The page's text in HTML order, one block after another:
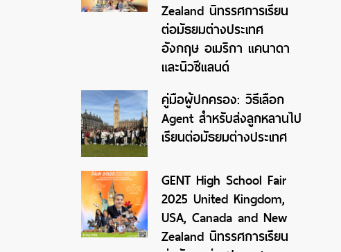
Zealand นิทรรศการเรียน
ต่อมัธยมต่างประเทศ
อังกฤษ อเมริกา แคนาดา
และนิวซีแลนด์
คู่มือผู้ปกครอง: วิธีเลือก
Agent สำหรับส่งลูกหลานไป
เรียนต่อมัธยมต่างประเทศ
GENT High School Fair
2025 United Kingdom,
USA, Canada and New
Zealand นิทรรศการเรียน